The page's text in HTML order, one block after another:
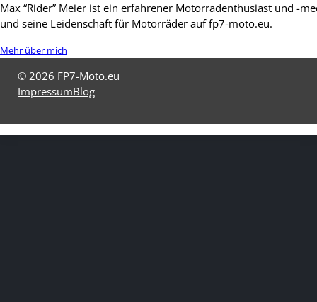
Max “Rider” Meier ist ein erfahrener Motorradenthusiast und -
und seine Leidenschaft für Motorräder auf fp7-moto.eu.
Mehr über mich
© 2026 FP7-Moto.eu
ImpressumBlog